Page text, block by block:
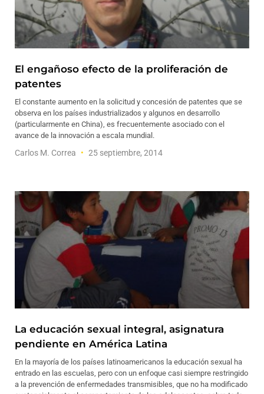
El engañoso efecto de la proliferación de
patentes
El constante aumento en la solicitud y concesión de patentes que se
observa en los países industrializados y algunos en desarrollo
(particularmente en China), es frecuentemente asociado con el
avance de la innovación a escala mundial.
Carlos M. Correa 25 septiembre, 2014
La educación sexual integral, asignatura
pendiente en América Latina
En la mayoría de los países latinoamericanos la educación sexual ha
entrado en las escuelas, pero con un enfoque casi siempre restringido
a la prevención de enfermedades transmisibles, que no ha modificado